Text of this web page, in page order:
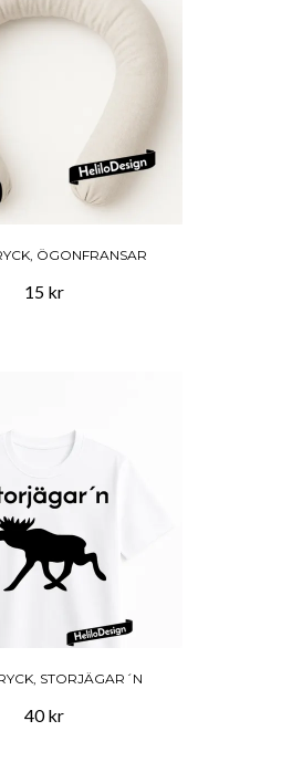
ÖGONFRANSAR
15 kr
STORJÄGAR´N
40 kr